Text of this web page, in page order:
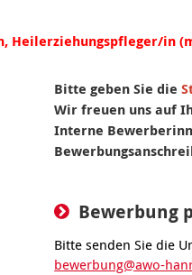
Heilerziehungspfleger/in
Bitte geben Sie die
Wir freuen uns auf
Interne
Bewerbung
Bitte senden Sie die
bewerbung@awo-